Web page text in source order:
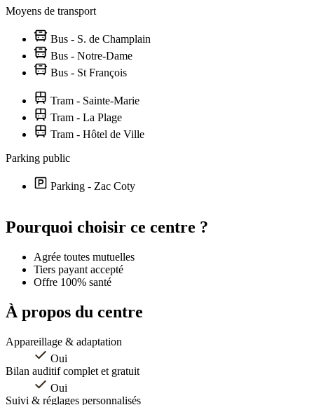
Moyens de transport
Bus - S. de Champlain
Bus - Notre-Dame
Bus - St François
Tram - Sainte-Marie
Tram - La Plage
Tram - Hôtel de Ville
Parking public
Parking - Zac Coty
+
Leaflet
Pourquoi choisir ce centre ?
Agrée toutes mutuelles
Tiers payant accepté
Offre 100% santé
À propos du centre
Appareillage & adaptation
Oui
Bilan auditif complet et gratuit
Oui
Suivi & réglages personnalisés